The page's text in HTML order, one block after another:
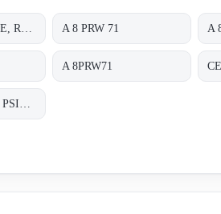
A 8 PRW 71 A
A 8PRW71